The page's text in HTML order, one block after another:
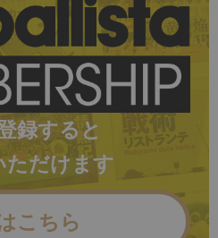
録すると
ただけます
こちら